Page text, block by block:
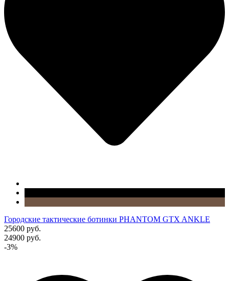
Городские тактические ботинки PHANTOM GTX ANKLE
25600 руб.
24900 руб.
-3%